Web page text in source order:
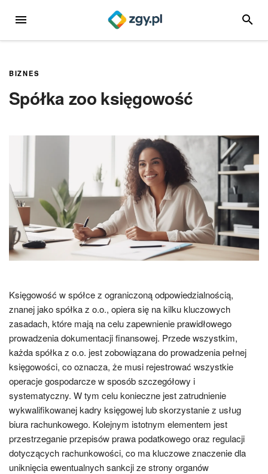
MENU
BIZNES
Spółka zoo księgowość
Księgowość w spółce z ograniczoną odpowiedzialnością,
znanej jako spółka z o.o., opiera się na kilku kluczowych
zasadach, które mają na celu zapewnienie prawidłowego
prowadzenia dokumentacji finansowej. Przede wszystkim,
każda spółka z o.o. jest zobowiązana do prowadzenia pełnej
księgowości, co oznacza, że musi rejestrować wszystkie
operacje gospodarcze w sposób szczegółowy i
systematyczny. W tym celu konieczne jest zatrudnienie
wykwalifikowanej kadry księgowej lub skorzystanie z usług
biura rachunkowego. Kolejnym istotnym elementem jest
przestrzeganie przepisów prawa podatkowego oraz regulacji
dotyczących rachunkowości, co ma kluczowe znaczenie dla
uniknięcia ewentualnych sankcji ze strony organów